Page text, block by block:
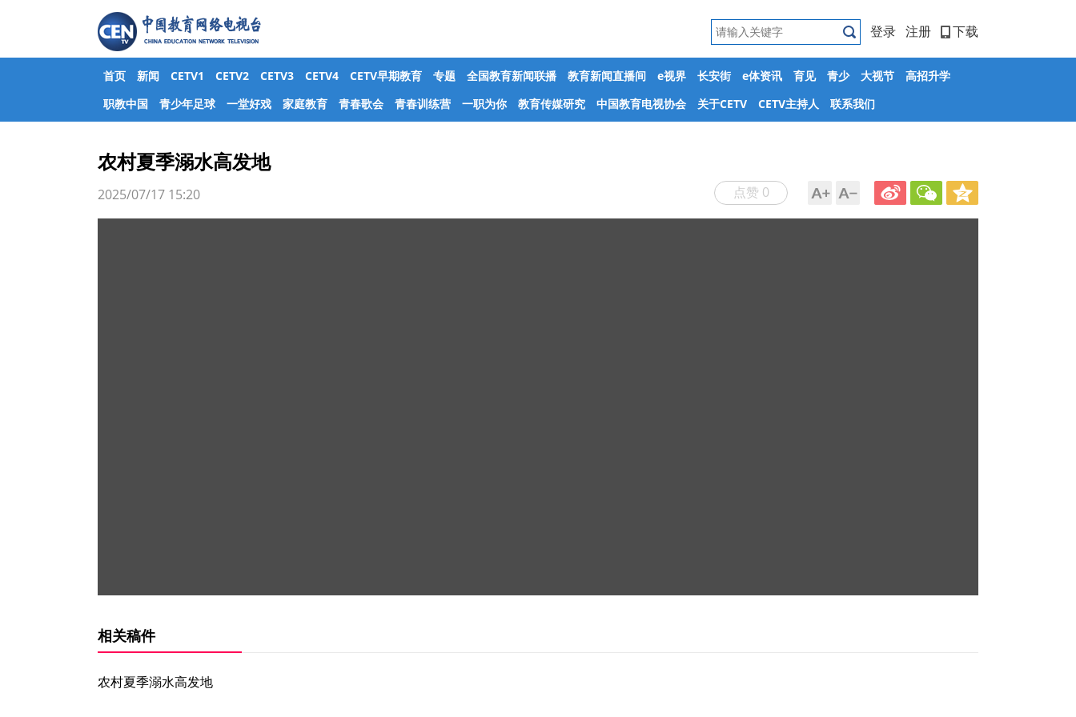
登录 注册 下载
首页 新闻 CETV1 CETV2 CETV3 CETV4 CETV早期教育 专题 全国教育新闻联播 教育新闻直播间 e视界 长安街 e体资讯 育见 青少 大视节
高招升学
职教中国
青少年足球 一堂好戏 家庭教育 青春歌会 青春训练营 一职为你 教育传媒研究 中国教育电视协会 关于CETV CETV主持人 联系我们
农村夏季溺水高发地
点赞 0
2025/07/17 15:20
相关稿件
农村夏季溺水高发地